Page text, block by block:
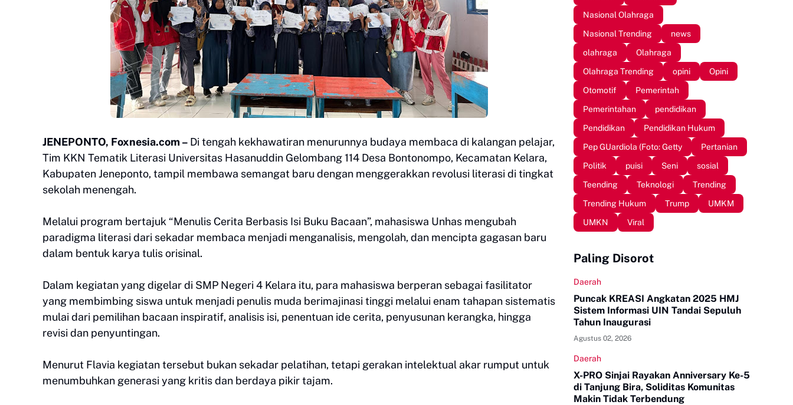
JENEPONTO, Foxnesia.com – Di tengah kekhawatiran menurunnya budaya membaca di kalangan pelajar,
Tim KKN Tematik Literasi Universitas Hasanuddin Gelombang 114 Desa Bontonompo, Kecamatan Kelara,
Kabupaten Jeneponto, tampil membawa semangat baru dengan menggerakkan revolusi literasi di tingkat
sekolah menengah.
Melalui program bertajuk “Menulis Cerita Berbasis Isi Buku Bacaan”, mahasiswa Unhas mengubah
paradigma literasi dari sekadar membaca menjadi menganalisis, mengolah, dan mencipta gagasan baru
dalam bentuk karya tulis orisinal.
Dalam kegiatan yang digelar di SMP Negeri 4 Kelara itu, para mahasiswa berperan sebagai fasilitator
yang membimbing siswa untuk menjadi penulis muda berimajinasi tinggi melalui enam tahapan sistematis
mulai dari pemilihan bacaan inspiratif, analisis isi, penentuan ide cerita, penyusunan kerangka, hingga
revisi dan penyuntingan.
Menurut Flavia kegiatan tersebut bukan sekadar pelatihan, tetapi gerakan intelektual akar rumput untuk
menumbuhkan generasi yang kritis dan berdaya pikir tajam.
Nasional Olahraga
Nasional Trending
news
olahraga
Olahraga
Olahraga Trending
opini
Opini
Otomotif
Pemerintah
Pemerintahan
pendidikan
Pendidikan
Pendidikan Hukum
Pep GUardiola (Foto: Getty
Pertanian
Politik
puisi Seni
sosial
Teending
Teknologi
Trending
Trending Hukum
Trump
UMKM
UMKN
Viral
Paling Disorot
Daerah
Puncak KREASI Angkatan 2025 HMJ
Sistem Informasi UIN Tandai Sepuluh
Tahun Inaugurasi
Agustus 02, 2026
Daerah
X-PRO Sinjai Rayakan Anniversary Ke-5
di Tanjung Bira, Soliditas Komunitas
Makin Tidak Terbendung